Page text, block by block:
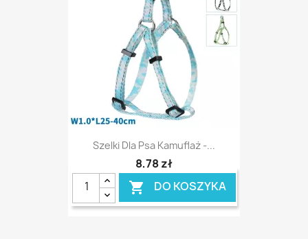
Szelki Dla Psa Kamuflaż -...
8,78 zł
 DO KOSZYKA